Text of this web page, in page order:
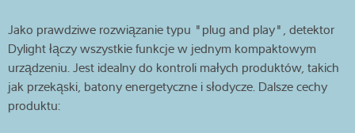
Jako prawdziwe rozwiązanie typu "plug and play", detektor
Dylight łączy wszystkie funkcje w jednym kompaktowym
urządzeniu. Jest idealny do kontroli małych produktów, takich
jak przekąski, batony energetyczne i słodycze. Dalsze cechy
produktu: